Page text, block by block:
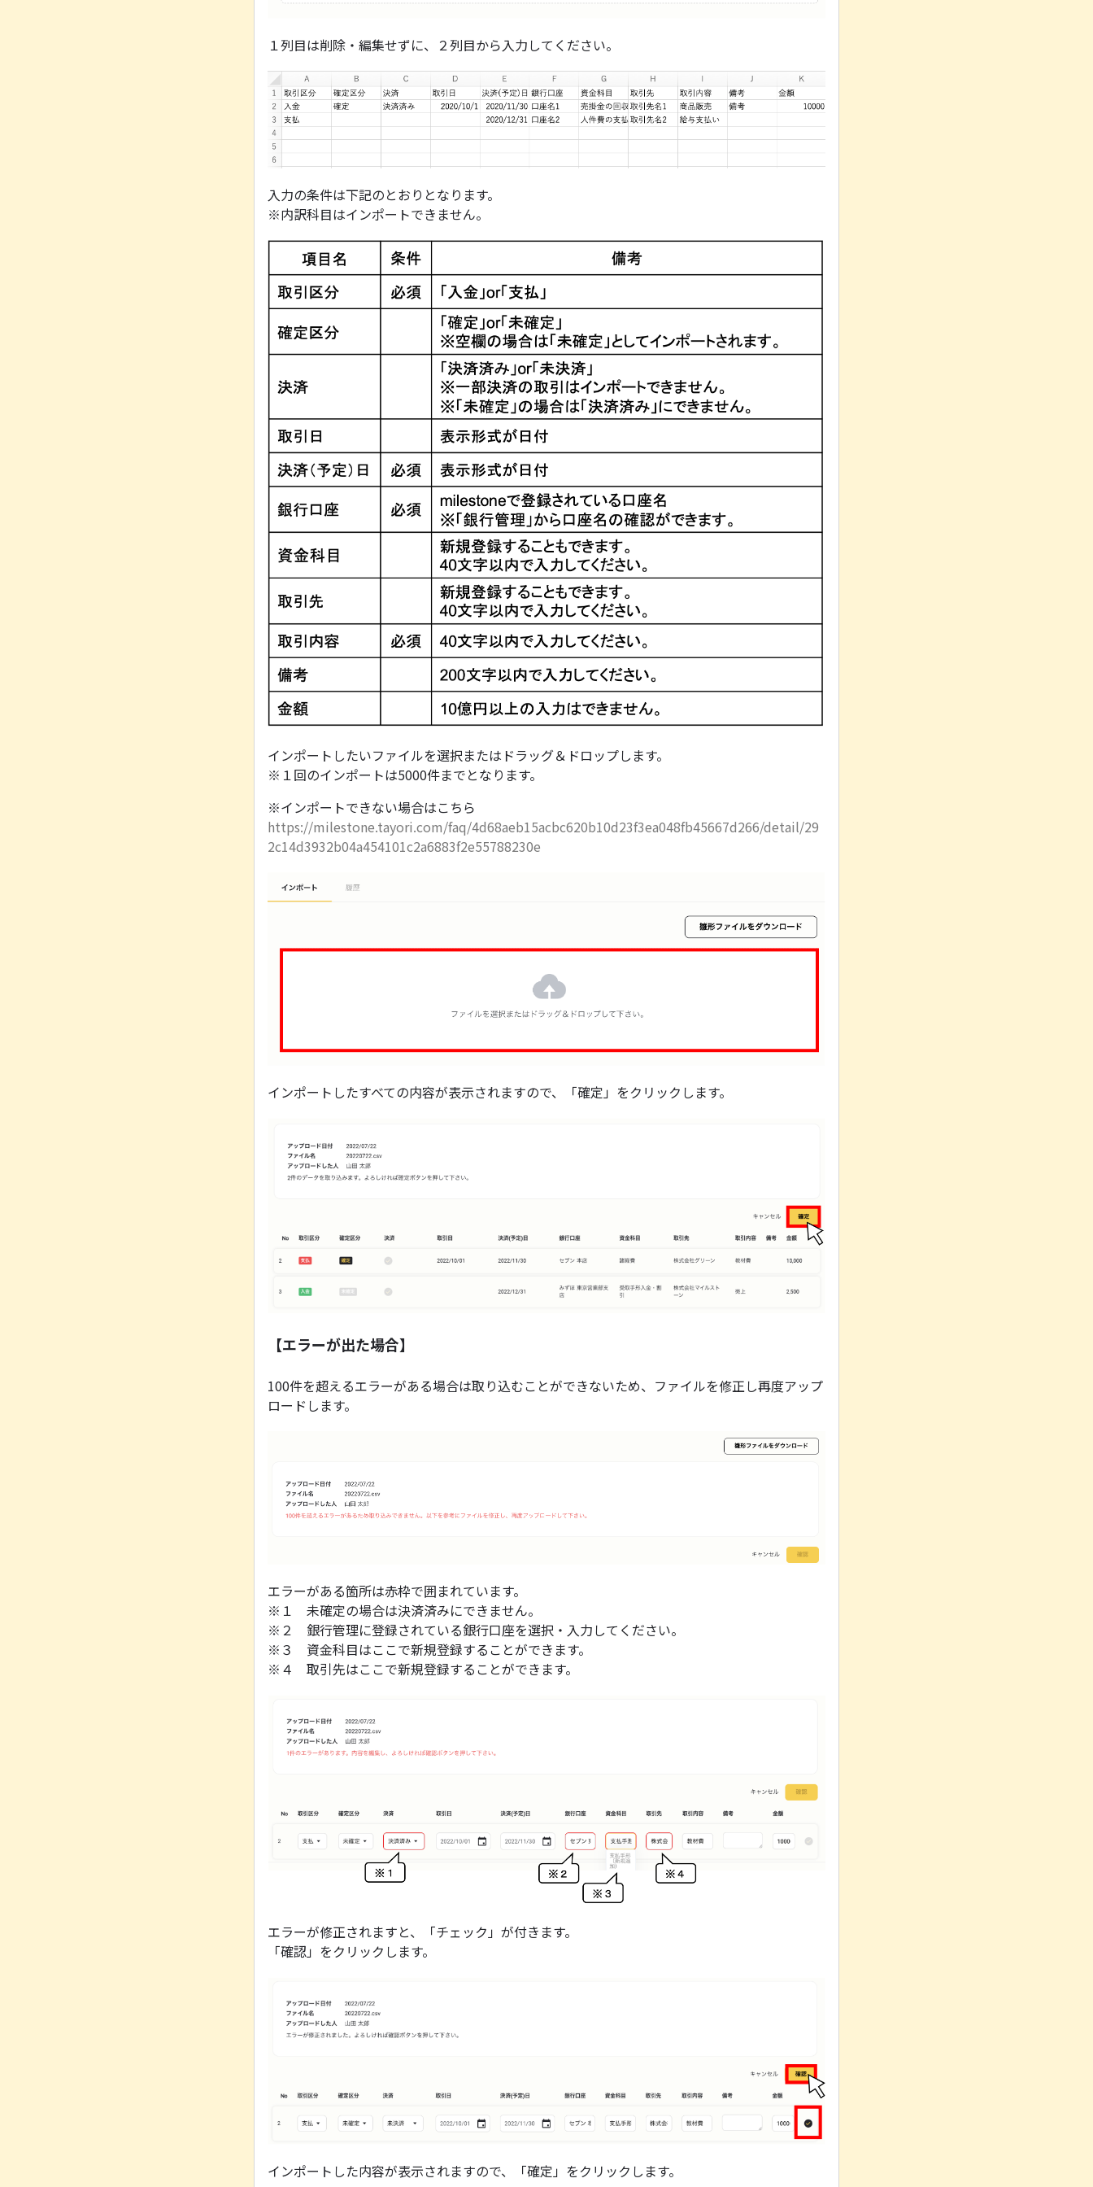
１列目は削除・編集せずに、２列目から入力してください。
入力の条件は下記のとおりとなります。
※内訳科目はインポートできません。
インポートしたいファイルを選択またはドラッグ＆ドロップします。
※１回のインポートは5000件までとなります。
※インポートできない場合はこちら
https://milestone.tayori.com/faq/4d68aeb15acbc620b10d23f3ea048fb45667d266/detail/29
2c14d3932b04a454101c2a6883f2e55788230e
インポートしたすべての内容が表示されますので、「確定」をクリックします。
【エラーが出た場合】
100件を超えるエラーがある場合は取り込むことができないため、ファイルを修正し再度アップ
ロードします。
エラーがある箇所は赤枠で囲まれています。
※１ 未確定の場合は決済済みにできません。
※２ 銀行管理に登録されている銀行口座を選択・入力してください。
※３ 資金科目はここで新規登録することができます。
※４ 取引先はここで新規登録することができます。
エラーが修正されますと、「チェック」が付きます。
「確認」をクリックします。
インポートした内容が表示されますので、「確定」をクリックします。